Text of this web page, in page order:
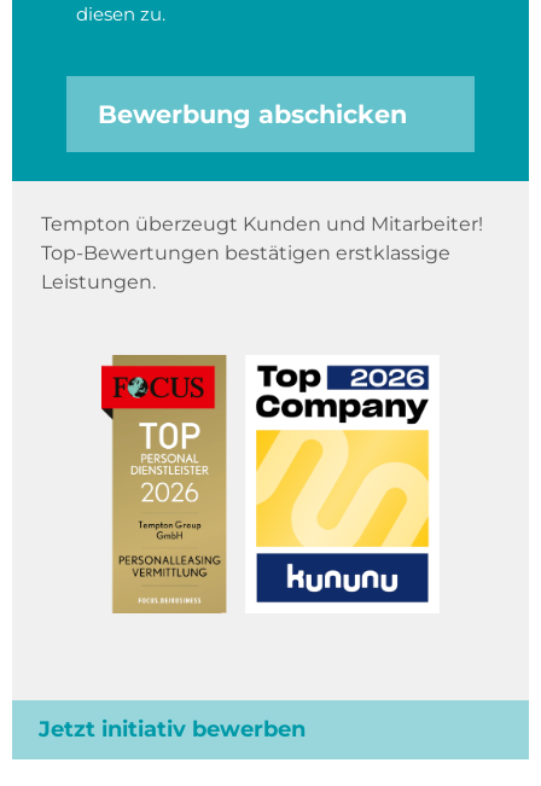
diesen zu.
Bewerbung abschicken
Tempton überzeugt Kunden und Mitarbeiter!
Top-Bewertungen bestätigen erstklassige
Leistungen.
Jetzt initiativ bewerben